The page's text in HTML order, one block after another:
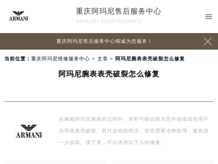
重庆阿玛尼售后服务中心
ARMANI MAINTENANCE

重庆阿玛尼售后服务中心竭诚为您服务！ 
当前位置： 重庆阿玛尼维修服务中心 > 文章 > 阿玛尼腕表表壳破裂怎么修复
阿玛尼腕表表壳破裂怎么修复
在佩戴阿玛尼腕表的过程中，有时可能会因为意外碰撞或使用不
当导致表壳破裂。面对这样的情况，首先需要冷静处理，避免进
一步损坏。接下来，可以考虑以下几种修复…